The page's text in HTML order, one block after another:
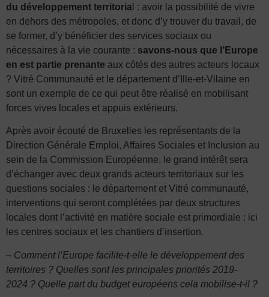
du développement territoria l : avoir la possibilité de vivre
en dehors des métropoles, et donc d’y trouver du travail, de
se former, d’y bénéficier des services sociaux ou
nécessaires à la vie courante : savons-nous que l’Europe
en est partie prenante aux côtés des autres acteurs locaux
? Vitré Communauté et le département d’Ille-et-Vilaine en
sont un exemple de ce qui peut être réalisé en mobilisant
forces vives locales et appuis extérieurs.
Après avoir écouté de Bruxelles les représentants de la
Direction Générale Emploi, Affaires Sociales et Inclusion au
sein de la Commission Européenne, le grand intérêt sera
d’échanger avec deux grands acteurs territoriaux sur les
questions sociales : le département et Vitré communauté,
interventions qui seront complétées par deux structures
locales dont l’activité en matière sociale est primordiale : ici
les centres sociaux et les chantiers d’insertion.
– Comment l’Europe facilite-t-elle le développement des
territoires ? Quelles sont les principales priorités 2019-
2024 ? Quelle part du budget européens cela mobilise-t-il ?